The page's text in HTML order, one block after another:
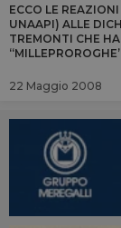
ECCO LE
UNAAPI) ALLE
TREMONTI CHE
22 Maggio 2008